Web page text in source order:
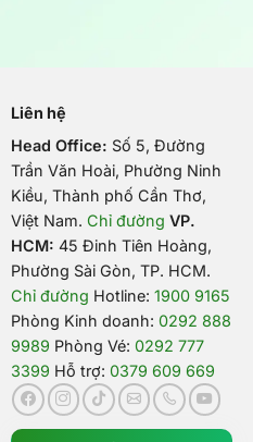
Liên hệ
Head Office: Số 5, Đường
Trần Văn Hoài, Phường Ninh
Kiều, Thành phố Cần Thơ,
Việt Nam. Chỉ đường VP.
HCM: 45 Đinh Tiên Hoàng,
Phường Sài Gòn, TP. HCM.
Chỉ đường Hotline: 1900 9165
Phòng Kinh doanh: 0292 888
9989 Phòng Vé: 0292 777
3399 Hỗ trợ: 0379 609 669